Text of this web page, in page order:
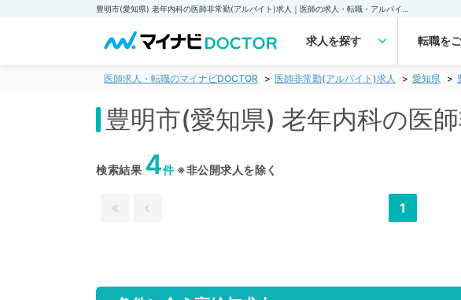
求人を探す 転職を
医師求人・転職のマイナビDOCTOR 医師非常勤(アルバイト)求人 愛知県
豊明市(愛知県) 老年内科の医
検索結果 4件※非公開求人を除く
1